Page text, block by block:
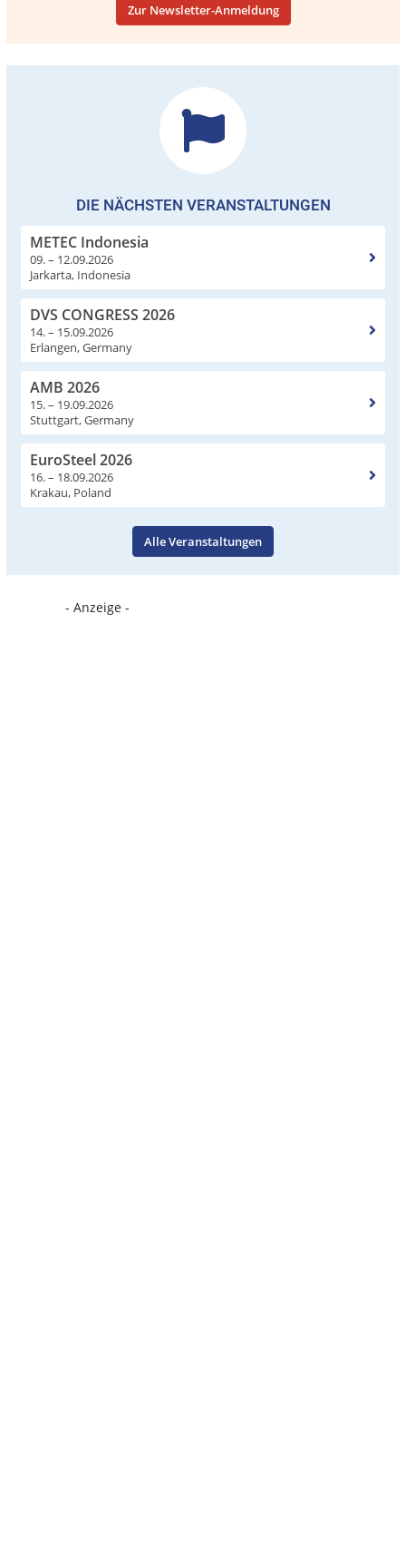
Zur Newsletter-Anmeldung
DIE NÄCHSTEN VERANSTALTUNGEN
METEC Indonesia
09. – 12.09.2026
Jarkarta, Indonesia
DVS CONGRESS 2026
14. – 15.09.2026
Erlangen, Germany
AMB 2026
15. – 19.09.2026
Stuttgart, Germany
EuroSteel 2026
16. – 18.09.2026
Krakau, Poland
Alle Veranstaltungen
- Anzeige -